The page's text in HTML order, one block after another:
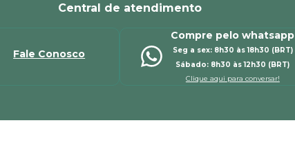
Central de atendimento
Fale Conosco
Compre pelo whatsapp
Seg a sex: 8h30 às 18h30 (BRT)
Sábado: 8h30 às 12h30 (BRT)
Clique aqui para conversar!